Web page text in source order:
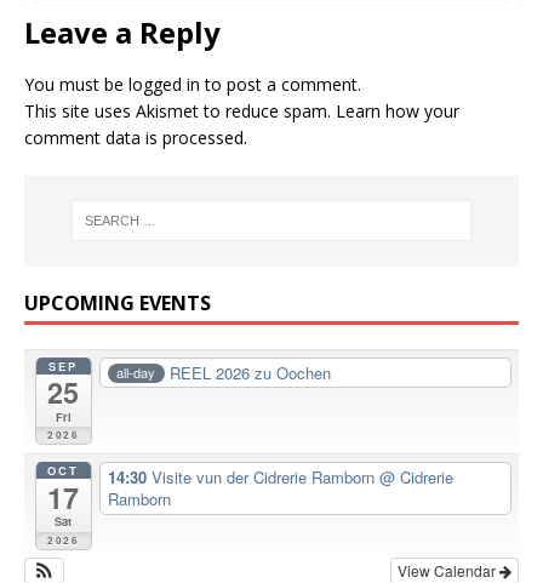
Leave a Reply
You must be logged in to post a comment.
This site uses Akismet to reduce spam. Learn how your
comment data is processed.
UPCOMING EVENTS
SEP
25
Fri
2026
all-day REEL 2026 zu Oochen
OCT
17
Sat
2026
14:30 Visite vun der Cidrerie Ramborn @ Cidrerie
Ramborn
View Calendar